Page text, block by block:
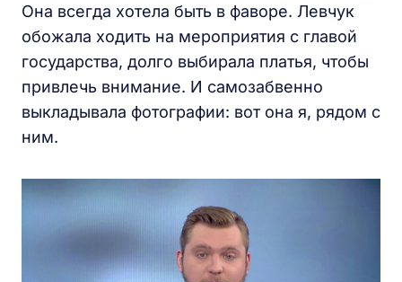
Она всегда хотела быть в фаворе. Левчук
обожала ходить на мероприятия с главой
государства, долго выбирала платья, чтобы
привлечь внимание. И самозабвенно
выкладывала фотографии: вот она я, рядом с
ним.